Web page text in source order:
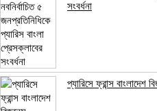
সংবর্ধনা
প্যারিসে ফ্রান্স বাংলাদেশ